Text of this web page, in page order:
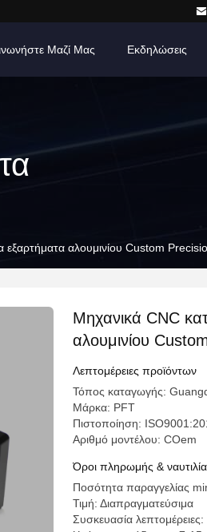
Μαζί Μας Εκδηλώσεις
εξαρτήματα αλουμινίου Custom
Μηχανικά CNC
αλουμινίου
Λεπτομέρειες προϊόντων
Τόπος καταγωγής:
Μάρκα: PFT
Πιστοποίηση:
Αριθμό μοντέλου: COem
Όροι πληρωμής &
Ποσότητα παραγγελίας
Τιμή: Διαπραγματεύσιμα
Συσκευασία